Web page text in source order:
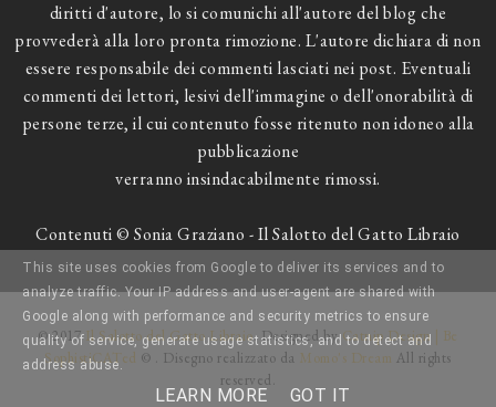
diritti d'autore, lo si comunichi all'autore del blog che
provvederà alla loro pronta rimozione. L'autore dichiara di non
essere responsabile dei commenti lasciati nei post. Eventuali
commenti dei lettori, lesivi dell'immagine o dell'onorabilità di
persone terze, il cui contenuto fosse ritenuto non idoneo alla
pubblicazione
verranno insindacabilmente rimossi.
Contenuti © Sonia Graziano - Il Salotto del Gatto Libraio
© 2017Il Salotto del Gatto Libraio. Designed byCatnip Design | Be
SophistiCATed © . Disegno realizzato da Momo's Dream All rights
reserved.
This site uses cookies from Google to deliver its services and to
analyze traffic. Your IP address and user-agent are shared with
Google along with performance and security metrics to ensure
quality of service, generate usage statistics, and to detect and
address abuse.
LEARN MORE GOT IT